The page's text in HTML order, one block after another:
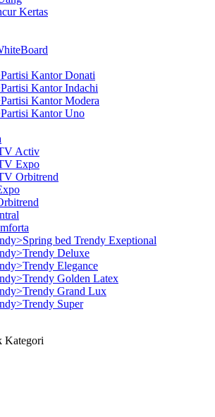
Kertas
Kantor Donati
Kantor Indachi
Kantor Modera
Kantor Uno
Activ
Expo
Orbitrend
bed Trendy Exeptional
Deluxe
Elegance
Golden Latex
Grand Lux
Super
Kategori